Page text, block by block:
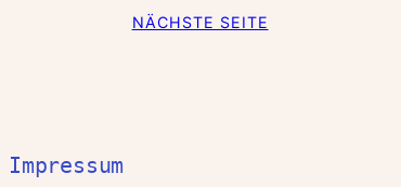
NÄCHSTE SEITE
Impressum